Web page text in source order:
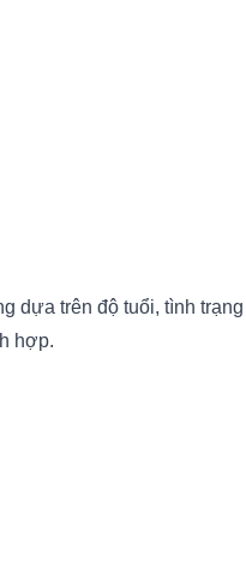
trên độ tuổi, tình
hợp.